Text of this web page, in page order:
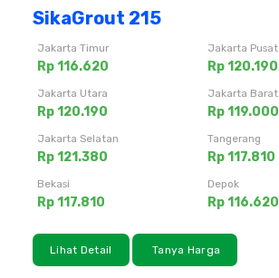
SikaGrout 215
Jakarta Timur
Rp 116.620
Jakarta Pusat
Rp 120.190
Jakarta Utara
Rp 120.190
Jakarta Barat
Rp 119.000
Jakarta Selatan
Rp 121.380
Tangerang
Rp 117.810
Bekasi
Rp 117.810
Depok
Rp 116.620
Lihat Detail Tanya Harga